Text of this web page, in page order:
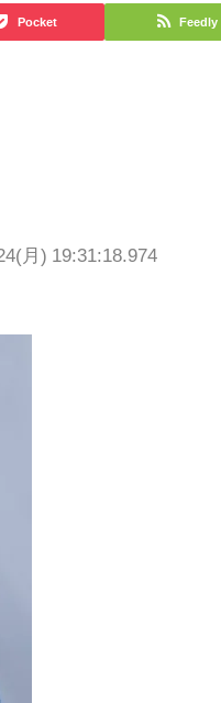
Pocket Feedly
月) 19:31:18.974